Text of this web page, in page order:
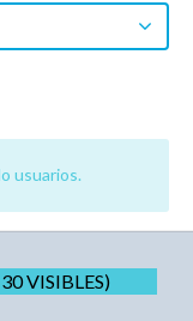
usuarios.
VISIBLES)